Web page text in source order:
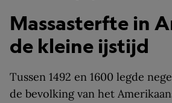
Massasterfte in
de kleine ijstijd
Tussen 1492 en 1600 legde
de bevolking van het